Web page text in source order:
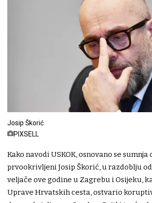
Josip Škorić
PIXSELL
Kako navodi USKOK, osnovano se sumnja
prvookrivljeni Josip Škorić, u razdoblju
veljače ove godine u Zagrebu i Osijeku,
Uprave Hrvatskih cesta, ostvario